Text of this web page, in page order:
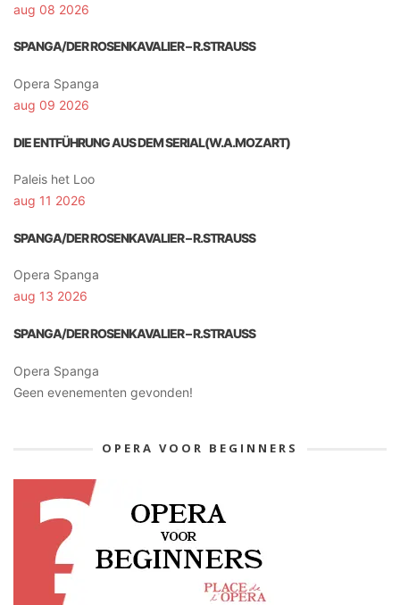
aug 08 2026
SPANGA/DER ROSENKAVALIER – R.STRAUSS
Opera Spanga
aug 09 2026
DIE ENTFÜHRUNG AUS DEM SERIAL(W.A.MOZART)
Paleis het Loo
aug 11 2026
SPANGA/DER ROSENKAVALIER – R.STRAUSS
Opera Spanga
aug 13 2026
SPANGA/DER ROSENKAVALIER – R.STRAUSS
Opera Spanga
Geen evenementen gevonden!
OPERA VOOR BEGINNERS